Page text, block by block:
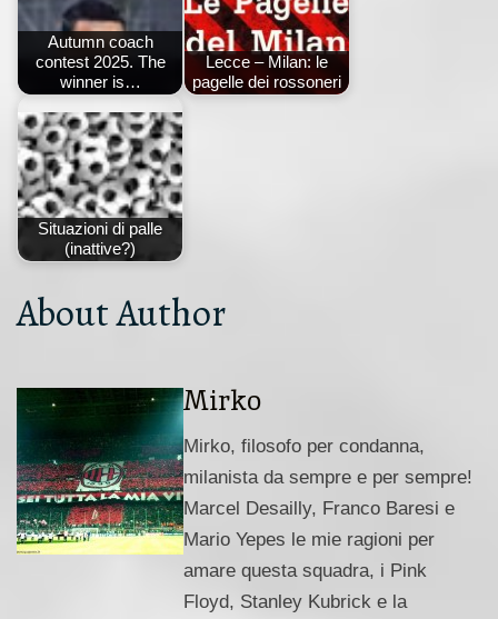
Autumn coach
contest 2025. The
winner is…
Lecce – Milan: le
pagelle dei rossoneri
Situazioni di palle
(inattive?)
About Author
Mirko
Mirko, filosofo per condanna,
milanista da sempre e per sempre!
Marcel Desailly, Franco Baresi e
Mario Yepes le mie ragioni per
amare questa squadra, i Pink
Floyd, Stanley Kubrick e la